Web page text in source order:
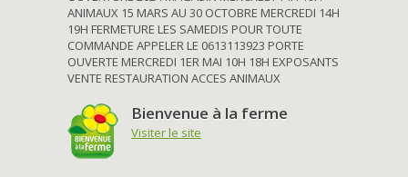
ANIMAUX 15 MARS AU 30 OCTOBRE MERCREDI 14H
19H FERMETURE LES SAMEDIS POUR TOUTE
COMMANDE APPELER LE 0613113923 PORTE
OUVERTE MERCREDI 1ER MAI 10H 18H EXPOSANTS
VENTE RESTAURATION ACCES ANIMAUX
Bienvenue à la ferme
Visiter le site